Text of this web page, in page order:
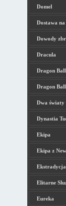
Domel
Dostawa
Dowody
Dracula
Dragon
Dragon
Dwa światy
Dynastia
Ekipa
Ekipa z
Ekstradycja
Elitarne
Eureka